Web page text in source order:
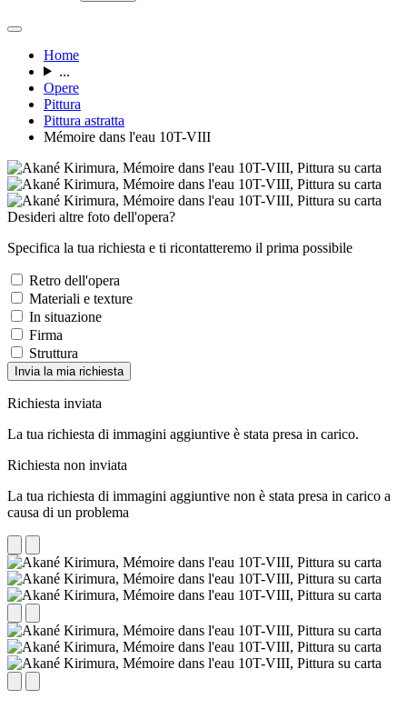
Home
...
Opere
Pittura
Pittura astratta
Mémoire dans l'eau 10T-VIII
Desideri altre foto dell'opera?
Specifica la tua richiesta e ti ricontatteremo il prima possibile
Retro dell'opera
Materiali e texture
In situazione
Firma
Struttura
Invia la mia richiesta
Richiesta inviata
La tua richiesta di immagini aggiuntive è stata presa in carico.
Richiesta non inviata
La tua richiesta di immagini aggiuntive non è stata presa in carico a
causa di un problema